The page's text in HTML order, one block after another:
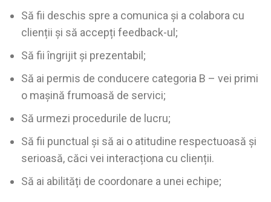
Să fii deschis spre a comunica şi a colabora cu
clienții și să accepți feedback-ul;
Să fii îngrijit și prezentabil;
Să ai permis de conducere categoria B – vei primi
o mașină frumoasă de servici;
Să urmezi procedurile de lucru;
Să fii punctual și să ai o atitudine respectuoasă și
serioasă, căci vei interacționa cu clienții.
Să ai abilități de coordonare a unei echipe;